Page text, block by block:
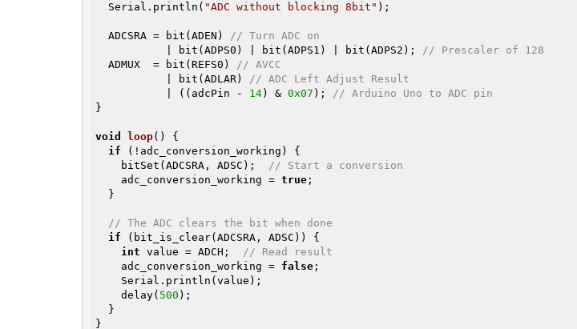
  Serial.println(
"ADC without blocking 8bit" );
  ADCSRA = bit(ADEN)
// Turn ADC on
           | bit(ADPS0) | bit(ADPS1) | bit(ADPS2);
// Prescaler of 128
  ADMUX  = bit(REFS0)
// AVCC
           | bit(ADLAR)
// ADC Left Adjust Result
           | ((adcPin -
14) & 0x07 ); // Arduino Uno to ADC pin
}
void loop()
{
if (!adc_conversion_working) {
    bitSet(ADCSRA, ADSC);
// Start a conversion
    adc_conversion_working =
true ;
// The ADC clears the bit when done
if (bit_is_clear(ADCSRA, ADSC)) {
int value = ADCH; // Read result
    adc_conversion_working =
false ;
    delay(
500 );
}